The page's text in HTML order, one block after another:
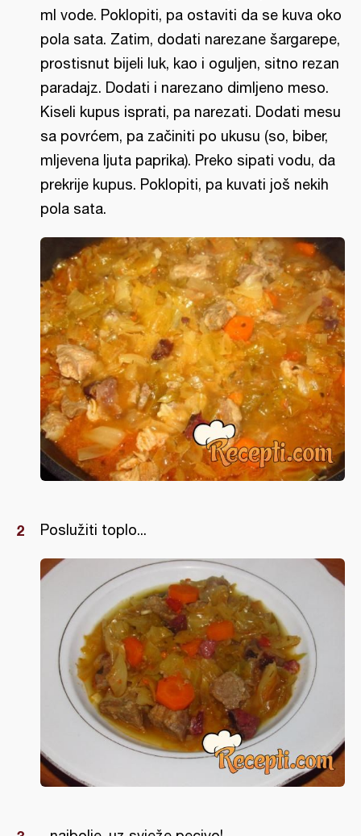
ml vode. Poklopiti, pa ostaviti da se kuva oko
pola sata. Zatim, dodati narezane šargarepe,
prostisnut bijeli luk, kao i oguljen, sitno rezan
paradajz. Dodati i narezano dimljeno meso.
Kiseli kupus isprati, pa narezati. Dodati mesu
sa povrćem, pa začiniti po ukusu (so, biber,
mljevena ljuta paprika). Preko sipati vodu, da
prekrije kupus. Poklopiti, pa kuvati još nekih
pola sata.
Poslužiti toplo...